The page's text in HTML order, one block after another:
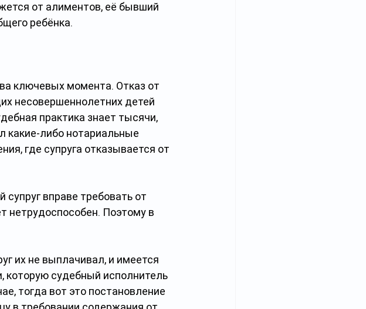
от алиментов, её бывший
ребёнка.
ключевых момента. Отказ от
несовершеннолетних детей
практика знает тысячи,
какие-либо нотариальные
где супруга отказывается от
вправе требовать от
нетрудоспособен. Поэтому в
их не выплачивал, и имеется
которую судебный исполнитель
тогда вот это постановление